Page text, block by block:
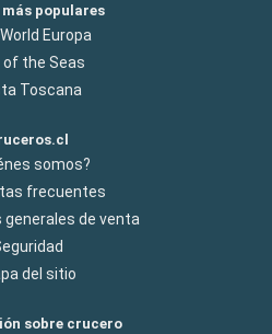
populares
Europa
of the Seas
Toscana
somos?
frecuentes
generales de venta
del sitio
sobre crucero